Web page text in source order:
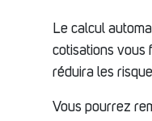
Le calcul
cotisations vous
réduira les
Vous pourrez